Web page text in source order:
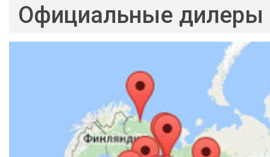
Официальные дилеры